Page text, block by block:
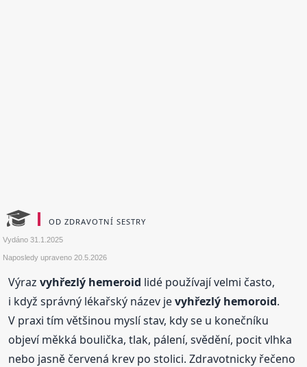
OD ZDRAVOTNÍ SESTRY
Vydáno31.1.2025
Naposledy upraveno20.5.2026
Výrazvyhřezlý hemeroid lidé používají velmi často,
i když správný lékařský název jevyhřezlý hemoroid.
V praxi tím většinou myslí stav, kdy se u konečníku
objeví měkká boulička, tlak, pálení, svědění, pocit vlhka
nebo jasně červená krev po stolici. Zdravotnicky řečeno